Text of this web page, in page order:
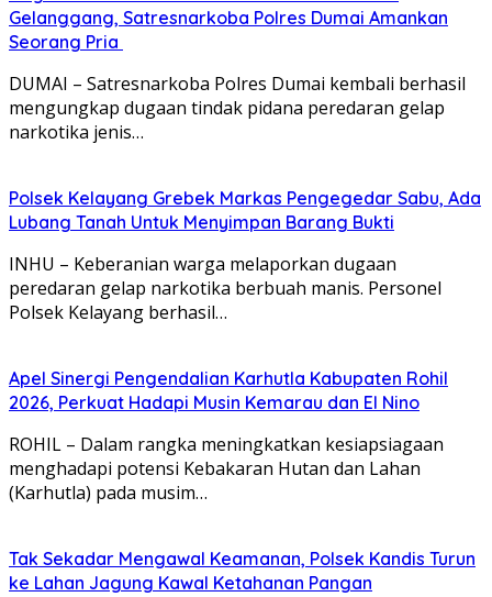
Gelanggang, Satresnarkoba Polres Dumai Amankan
Seorang Pria
DUMAI – Satresnarkoba Polres Dumai kembali berhasil
mengungkap dugaan tindak pidana peredaran gelap
narkotika jenis…
Polsek Kelayang Grebek Markas Pengegedar Sabu, Ada
Lubang Tanah Untuk Menyimpan Barang Bukti
INHU – Keberanian warga melaporkan dugaan
peredaran gelap narkotika berbuah manis. Personel
Polsek Kelayang berhasil…
Apel Sinergi Pengendalian Karhutla Kabupaten Rohil
2026, Perkuat Hadapi Musin Kemarau dan El Nino
ROHIL – Dalam rangka meningkatkan kesiapsiagaan
menghadapi potensi Kebakaran Hutan dan Lahan
(Karhutla) pada musim…
Tak Sekadar Mengawal Keamanan, Polsek Kandis Turun
ke Lahan Jagung Kawal Ketahanan Pangan